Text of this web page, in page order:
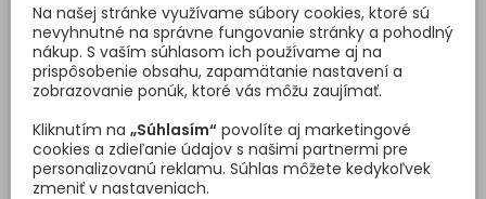
 Vložiť do košíka
tým, že je veľmi efektívnym
svietidlom, ktoré pracuje pri
12V DC, preto vyžaduje LED
trafo a napájací kábel. Tento
LED pásik má výkon 9,6W/m ,
vnútorné použitie. Dodáva
sa...
 Vložiť do košíka
DETAILY PRODUKTU OTÁZKY (FAQ)
Na našej stránke využívame súbory cookies, ktoré sú
nevyhnutné na správne fungovanie stránky a pohodlný
nákup. S vaším súhlasom ich používame aj na
prispôsobenie obsahu, zapamätanie nastavení a
zobrazovanie ponúk, ktoré vás môžu zaujímať.
Kliknutím na „Súhlasím“ povolíte aj marketingové
cookies a zdieľanie údajov s našimi partnermi pre
personalizovanú reklamu. Súhlas môžete kedykoľvek
zmeniť v nastaveniach.